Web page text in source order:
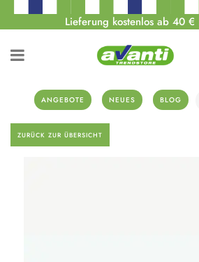
Lieferung kostenlos ab 40 €
ANGEBOTE NEUES BLOG
ZURÜCK ZUR ÜBERSICHT